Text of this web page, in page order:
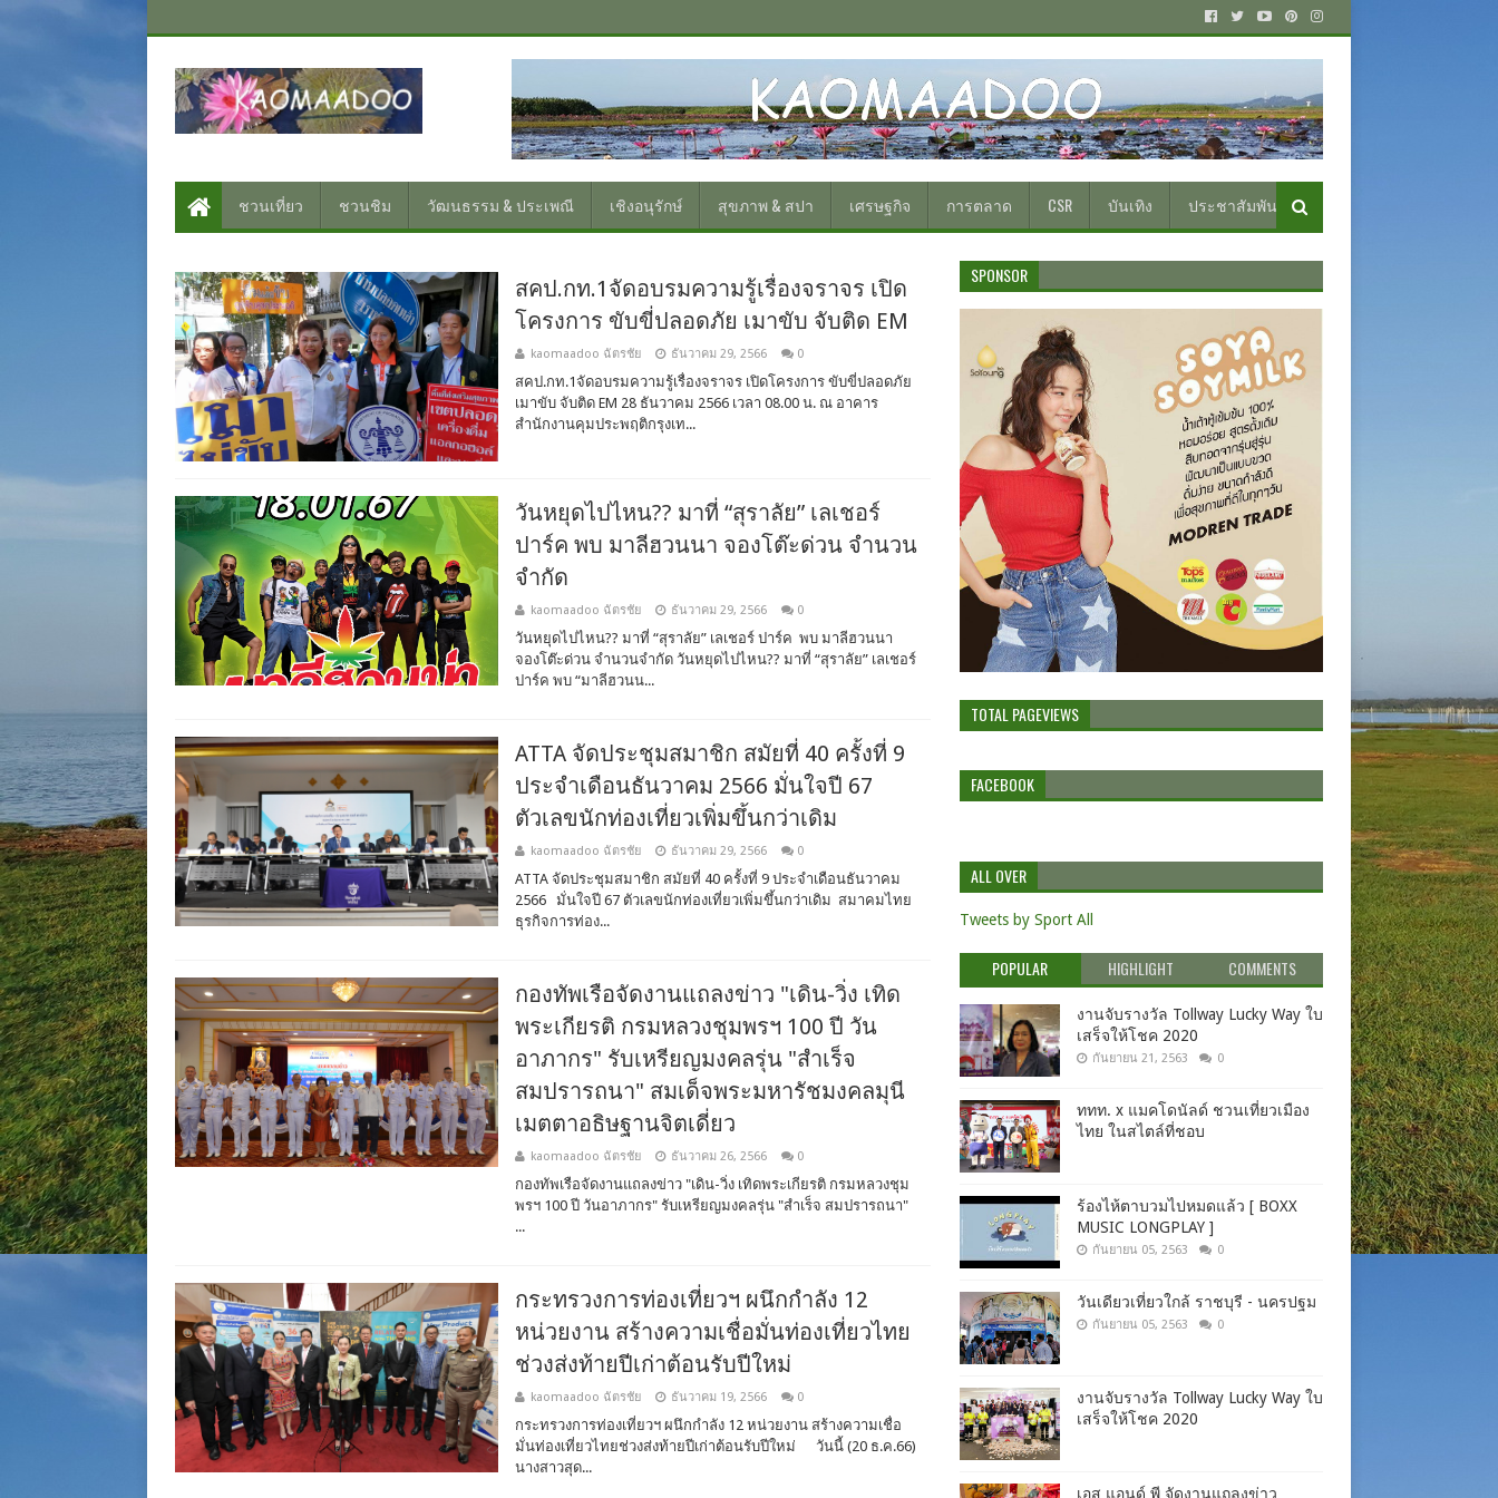
ชวนเที่ยว ชวนชิม วัฒนธรรม & ประเพณี เชิงอนุรักษ์ สุขภาพ & สปา เศรษฐกิจ การตลาด CSR บันเทิง ประชาสัมพันธ์
สคป.กท.1จัดอบรมความรู้เรื่องจราจร เปิด
โครงการ ขับขี่ปลอดภัย เมาขับ จับติด EM
kaomaadoo ฉัตรชัย ธันวาคม 29, 2566 0
สคป.กท.1จัดอบรมความรู้เรื่องจราจร เปิดโครงการ ขับขี่ปลอดภัย
เมาขับ จับติด EM 28 ธันวาคม 2566 เวลา 08.00 น. ณ อาคาร
สำนักงานคุมประพฤติกรุงเท...
วันหยุดไปไหน?? มาที่ “สุราลัย” เลเชอร์
ปาร์ค พบ มาลีฮวนนา จองโต๊ะด่วน จำนวน
จำกัด
kaomaadoo ฉัตรชัย ธันวาคม 29, 2566 0
วันหยุดไปไหน?? มาที่ “สุราลัย” เลเชอร์ ปาร์ค พบ มาลีฮวนนา
จองโต๊ะด่วน จำนวนจำกัด วันหยุดไปไหน?? มาที่ “สุราลัย” เลเชอร์
ปาร์ค พบ “มาลีฮวนน...
ATTA จัดประชุมสมาชิก สมัยที่ 40 ครั้งที่ 9
ประจําเดือนธันวาคม 2566 มั่นใจปี 67
ตัวเลขนักท่องเที่ยวเพิ่มขึ้นกว่าเดิม
kaomaadoo ฉัตรชัย ธันวาคม 29, 2566 0
ATTA จัดประชุมสมาชิก สมัยที่ 40 ครั้งที่ 9 ประจําเดือนธันวาคม
2566 มั่นใจปี 67 ตัวเลขนักท่องเที่ยวเพิ่มขึ้นกว่าเดิม สมาคมไทย
ธุรกิจการท่อง...
กองทัพเรือจัดงานแถลงข่าว "เดิน-วิ่ง เทิด
พระเกียรติ กรมหลวงชุมพรฯ 100 ปี วัน
อาภากร" รับเหรียญมงคลรุ่น "สำเร็จ
สมปรารถนา" สมเด็จพระมหารัชมงคลมุนี
เมตตาอธิษฐานจิตเดี่ยว
kaomaadoo ฉัตรชัย ธันวาคม 26, 2566 0
กองทัพเรือจัดงานแถลงข่าว "เดิน-วิ่ง เทิดพระเกียรติ กรมหลวงชุม
พรฯ 100 ปี วันอาภากร" รับเหรียญมงคลรุ่น "สำเร็จ สมปรารถนา"
...
กระทรวงการท่องเที่ยวฯ ผนึกกำลัง 12
หน่วยงาน สร้างความเชื่อมั่นท่องเที่ยวไทย
ช่วงส่งท้ายปีเก่าต้อนรับปีใหม่
kaomaadoo ฉัตรชัย ธันวาคม 19, 2566 0
กระทรวงการท่องเที่ยวฯ ผนึกกำลัง 12 หน่วยงาน สร้างความเชื่อ
มั่นท่องเที่ยวไทยช่วงส่งท้ายปีเก่าต้อนรับปีใหม่ ​ วันนี้ (20 ธ.ค.66)
นางสาวสุด...
SPONSOR
TOTAL PAGEVIEWS
FACEBOOK
ALL OVER
Tweets by Sport All
POPULAR HIGHLIGHT COMMENTS
งานจับรางวัล Tollway Lucky Way ใบ
เสร็จให้โชค 2020
กันยายน 21, 2563 0
ททท. x แมคโดนัลด์ ชวนเที่ยวเมือง
ไทย ในสไตล์ที่ชอบ
ร้องไห้ตาบวมไปหมดแล้ว [ BOXX
MUSIC LONGPLAY ]
กันยายน 05, 2563 0
วันเดียวเที่ยวใกล้ ราชบุรี - นครปฐม
กันยายน 05, 2563 0
งานจับรางวัล Tollway Lucky Way ใบ
เสร็จให้โชค 2020
เอส แอนด์ พี จัดงานแถลงข่าว